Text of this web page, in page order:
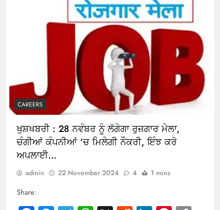
CAREERS
ਖੁਸ਼ਖਬਰੀ : 28 ਨਵੰਬਰ ਨੂੰ ਲੱਗੇਗਾ ਰੁਜ਼ਗਾਰ ਮੇਲਾ,
ਚੰਗੀਆਂ ਕੰਪਨੀਆਂ ‘ਚ ਮਿਲੇਗੀ ਨੌਕਰੀ, ਇੰਝ ਕਰੋ
ਅਪਲਾਈ…
admin 22 November 2024 4 1 mins
Share: